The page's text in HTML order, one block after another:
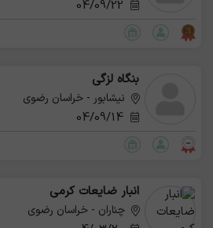
بنگاه لزگی
نیشابور - خراسان رضوی
04/09/14
انبار ضایعات کرمی
چناران - خراسان رضوی